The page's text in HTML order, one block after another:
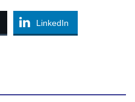
LinkedIn